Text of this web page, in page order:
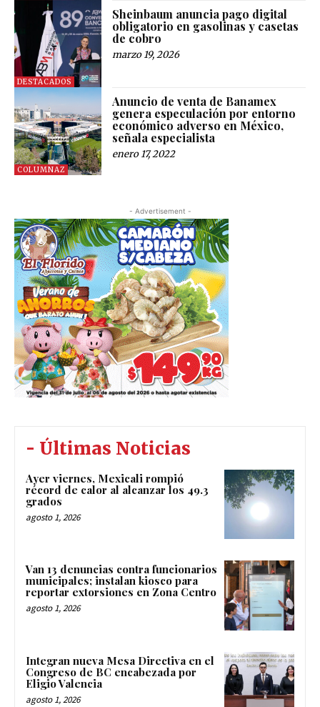
DESTACADOS
Sheinbaum anuncia pago digital
obligatorio en gasolinas y casetas
de cobro
marzo 19, 2026
COLUMNAZ
Anuncio de venta de Banamex
genera especulación por entorno
económico adverso en México,
señala especialista
enero 17, 2022
- Advertisement -
- Últimas Noticias
Ayer viernes, Mexicali rompió
récord de calor al alcanzar los 49.3
grados
agosto 1, 2026
Van 13 denuncias contra funcionarios
municipales; instalan kiosco para
reportar extorsiones en Zona Centro
agosto 1, 2026
Integran nueva Mesa Directiva en el
Congreso de BC encabezada por
Eligio Valencia
agosto 1, 2026